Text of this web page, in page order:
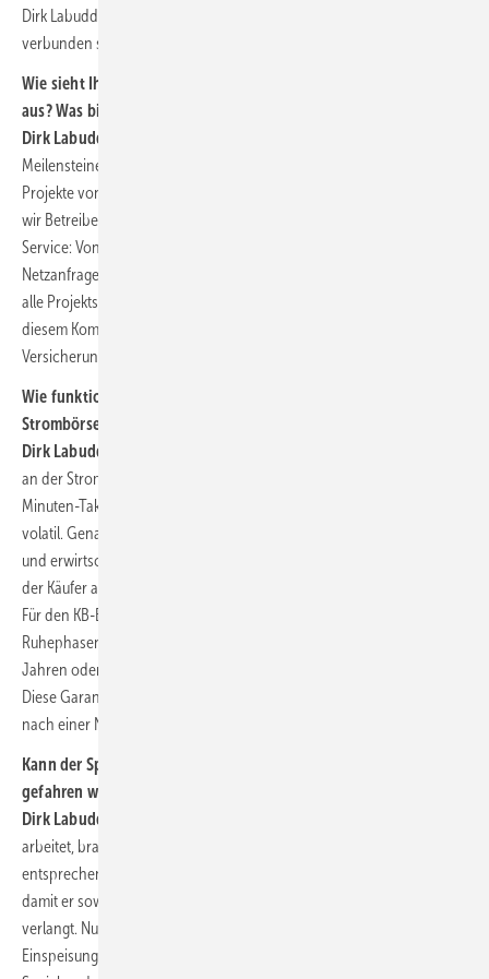
Dirk Labudda erläutert, welche Vorteile mit einem Großspeicher
verbunden sein können.
Wie sieht Ihr Rundum-Sorglos-Paket beim Thema Co-Location
aus? Was bieten Sie?
Dirk Labudda:
Meilensteine zu erreichen und To-dos zu bewältigen. Damit die
Projekte von Anfang an übersichtlich und erfolgreich sind, begleiten
wir Betreiber mit einem technischen und wirtschaftlichen 360°-
Service: Von der Bedarfsanalyse und Konzeption, über die
Netzanfrage, bis zur Installation, Zertifizierung und Wartung werden
alle Projektschritte abgebildet. Unsere Expert:innen unterstützen in
diesem Komplettpaket auf Wunsch ebenfalls bei Finanzierungs- und
Versicherungslösungen.
Wie funktioniert der vollautomatische Handel an der
Strombörse?
Dirk Labudda:
an der Strombörse. Das passiert je nach Markt teilweise im 15-­
Minuten-Takt. Der Stromhandel ist dynamisch und die Preise sind
volatil. Genau hier setzt der KB-E-Save an: Er nutzt die Marktsituation
und erwirtschaftet Rendite für die Betreiber. Beim Stromtrading muss
der Käufer auch physisch in der Lage sein, den Strom abzunehmen.
Für den KB-E-Save ist das kein Problem, da er nahezu keine
Ruhephasen benötigt. Eine Restkapazität von 80 Prozent nach 20
Jahren oder 10.000 Vollladezyklen wird vom Hersteller garantiert.
Diese Garantie wird beispielsweise bei zwei Vollladezyklen am Tag
nach einer Nutzungsdauer von circa 14 Jahren erreicht.
Kann der Speicher auch netzunterstützend ausgelegt oder
gefahren werden?
Dirk Labudda:
arbeitet, braucht er eine intelligente Steuerung. Zudem muss er eine
entsprechende Kapazität und schnelle Reaktionszeiten mitbringen,
damit er sowohl laden als auch entladen kann, wenn das Netz es
verlangt. Nur wenn Bauart, Technik, Betrieb, Ladezeiten und
Einspeisung auf den Netzbedarf abgestimmt sind, unterstützt ein